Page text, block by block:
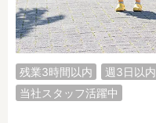
残業3時間以内 週3日以内
当社スタッフ活躍中
調理補助
保育事務
施設形態
公立保育園